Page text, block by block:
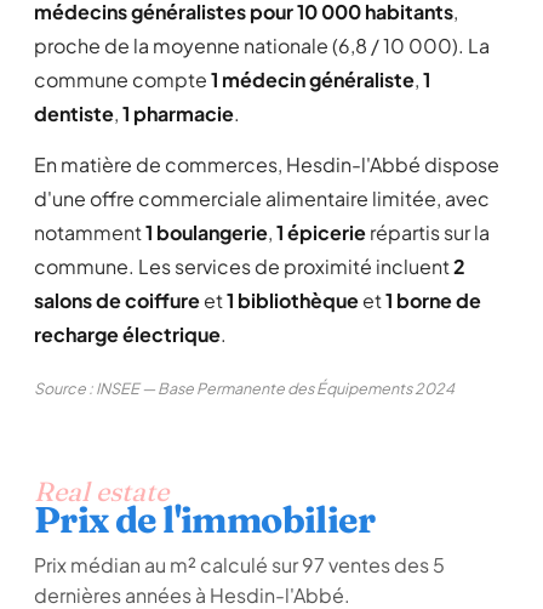
médecins généralistes pour 10 000 habitants,
proche de la moyenne nationale (6,8 / 10 000). La
commune compte1 médecin généraliste,1
dentiste,1 pharmacie.
En matière de commerces, Hesdin-l'Abbé dispose
d'une offre commerciale alimentaire limitée, avec
notamment1 boulangerie,1 épicerierépartis sur la
commune. Les services de proximité incluent2
salons de coiffureet1 bibliothèqueet1 borne de
recharge électrique.
Source : INSEE — Base Permanente des Équipements 2024
Real estate
Prix de l'immobilier
Prix médian au m² calculé sur 97 ventes des 5
dernières années à Hesdin-l'Abbé.